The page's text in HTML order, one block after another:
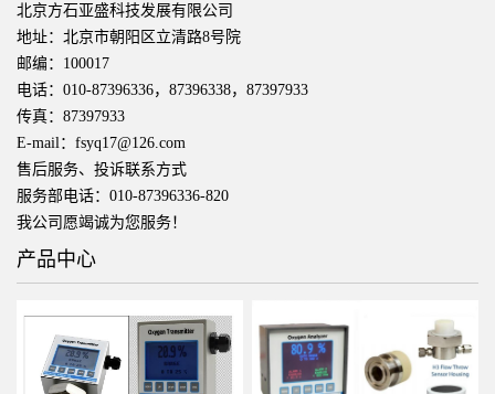
北京方石亚盛科技发展有限公司
地址：北京市朝阳区立清路8号院
邮编：100017
电话：010-87396336，87396338，87397933
传真：87397933
E-mail：fsyq17@126.com
售后服务、投诉联系方式
服务部电话：010-87396336-820
我公司愿竭诚为您服务！
产品中心